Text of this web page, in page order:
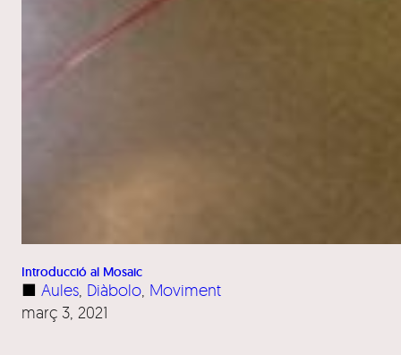
Introducció al Mosaic
■ Aules, Diàbolo, Moviment
març 3, 2021